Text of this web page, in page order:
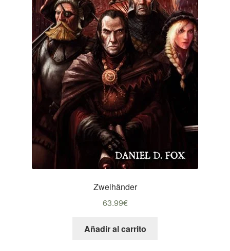
Zweihänder
63.99€
Añadir al carrito